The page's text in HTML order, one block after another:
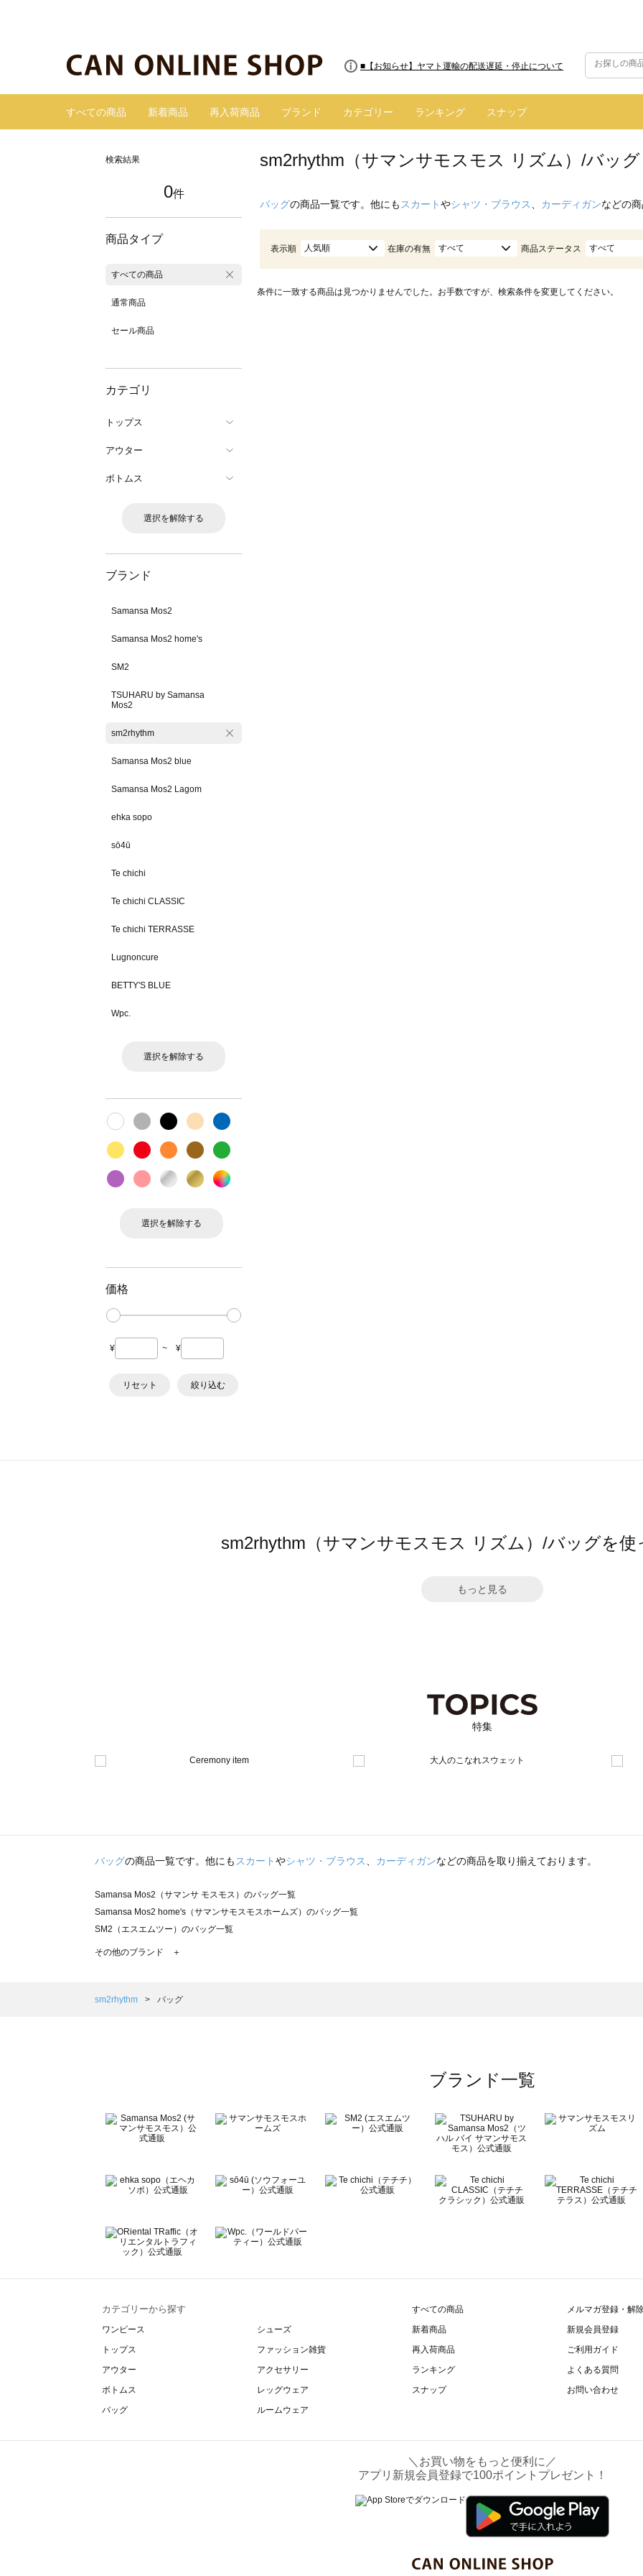
■【お知らせ】ヤマト運輸の配送遅延・停止について
すべての商品 新着商品 再入荷商品 ブランド カテゴリー ランキング スナップ
検索結果
0件
商品タイプ
すべての商品
通常商品
セール商品
カテゴリ
トップス
アウター
ボトムス
選択を解除する
ブランド
Samansa Mos2
Samansa Mos2 home's
SM2
TSUHARU by Samansa
Mos2
sm2rhythm
Samansa Mos2 blue
Samansa Mos2 Lagom
ehka sopo
sō4ū
Te chichi
Te chichi CLASSIC
Te chichi TERRASSE
Lugnoncure
BETTY'S BLUE
Wpc.
選択を解除する
選択を解除する
価格
¥ ~ ¥
リセット 絞り込む
sm2rhythm（サマンサモスモス リズム）/バッグ
バッグの商品一覧です。他にも スカートやシャツ・ブラウス カーディガンなどの
表示順 人気順 在庫の有無 すべて 商品ステータス すべて
条件に一致する商品は見つかりませんでした。お手数ですが、検索条件を変更してください。
sm2rhythm（サマンサモスモス リズム）/バッグを
もっと見る
特集
バッグの商品一覧です。他にも スカートやシャツ・ブラウス カーディガンなどの商品を取り揃えております。
Samansa Mos2（サマンサ モスモス）のバッグ一覧
Samansa Mos2 home's（サマンサモスモスホームズ）のバッグ一覧
SM2（エスエムツー）のバッグ一覧
TSUHARU by Samansa Mos2（ツハルバイサマンサモスモス）のバッグ一覧
Samansa Mos2 Lagom（サマンサモスモス ラーゴム）のバッグ一覧
BETTY'S BLUE（べティーズブルー）のバッグ一覧
Wpc.（ワールドパーティー）のバッグ一覧
その他のブランド ＋
sm2rhythm バッグ
ブランド一覧
カテゴリーから探す
ワンピース
トップス
アウター
ボトムス
バッグ
シューズ
ファッション雑貨
アクセサリー
レッグウェア
ルームウェア
すべての商品
新着商品
再入荷商品
ランキング
スナップ
メルマガ登録・解
新規会員登録
ご利用ガイド
よくある質問
お問い合わせ
＼お買い物をもっと便利に／
アプリ新規会員登録で100ポイントプレゼント！